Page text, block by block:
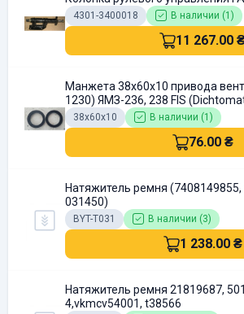
4301-3400018 В наличии (1)
11 267.00
Манжета 38х60х10 привода
1230) ЯМЗ-236, 238 FIS
38х60х10 В наличии (1)
76.00 ₴
Натяжитель ремня (7408149855,
031450)
BYT-T031 В наличии (3)
1 238.00 ₴
Натяжитель ремня 21819687,
4,vkmcv54001, t38566